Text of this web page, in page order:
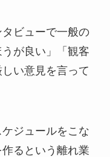
ビューで一般の
が良い」「観客
い意見を言って
ジュールをこな
るという離れ業